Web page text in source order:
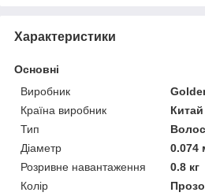
Характеристики
Основні
Виробник
Країна виробник
Китай
Тип
Діаметр
0.074
Розривне навантаження
0.8 кг
Колір